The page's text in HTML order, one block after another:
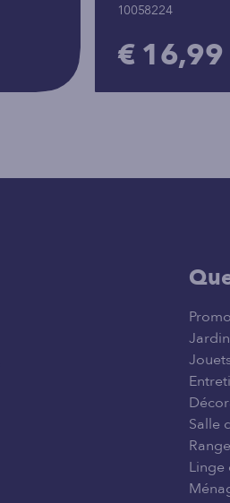
10058224
€ 16,99
Jardin
Salle
Linge